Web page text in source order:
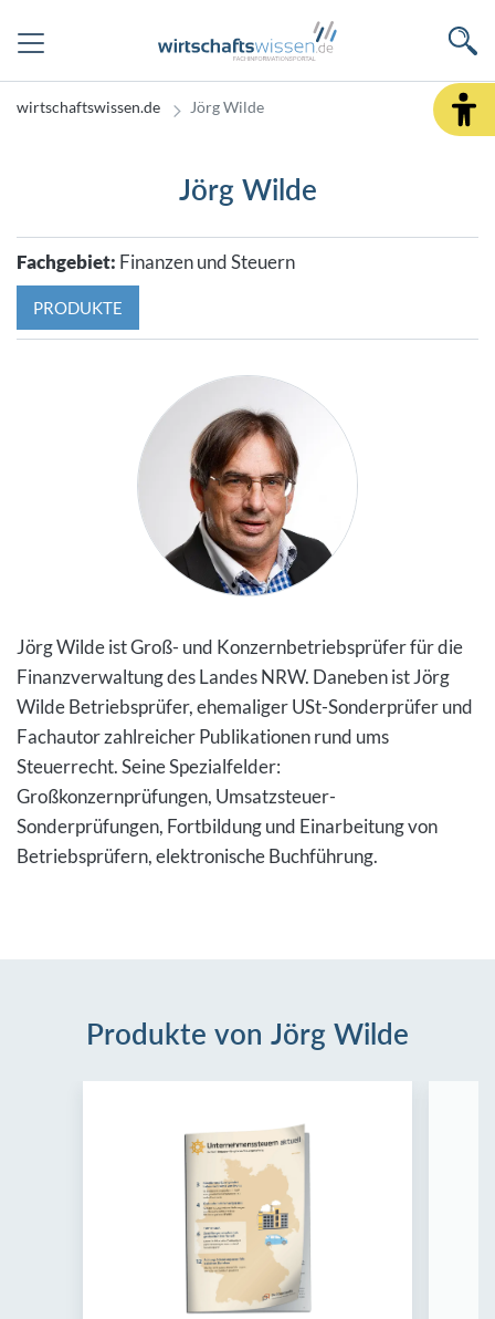
wirtschaftswissen.de Jörg Wilde
Jörg Wilde
Fachgebiet: Finanzen und Steuern
PRODUKTE
Jörg Wilde ist Groß- und Konzernbetriebsprüfer für die
Finanzverwaltung des Landes NRW. Daneben ist Jörg
Wilde Betriebsprüfer, ehemaliger USt-Sonderprüfer und
Fachautor zahlreicher Publikationen rund ums
Steuerrecht. Seine Spezialfelder:
Großkonzernprüfungen, Umsatzsteuer-
Sonderprüfungen, Fortbildung und Einarbeitung von
Betriebsprüfern, elektronische Buchführung.
Produkte von Jörg Wilde